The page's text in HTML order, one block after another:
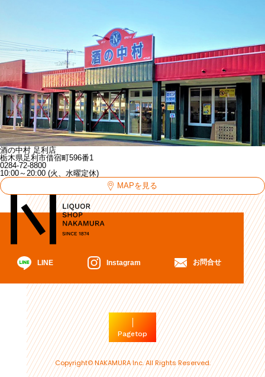
酒の中村 足利店
栃木県足利市借宿町596番1
0284-72-8800
10:00～20:00 (火、水曜定休)
MAPを見る
LINE Instagram お問合せ
Pagetop
Copyright© NAKAMURA Inc. All Rights Reserved.